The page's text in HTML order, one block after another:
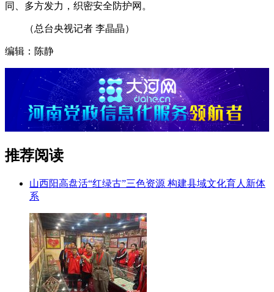
同、多方发力，织密安全防护网。
（总台央视记者 李晶晶）
编辑：陈静
推荐阅读
山西阳高盘活“红绿古”三色资源 构建县域文化育人新体
系